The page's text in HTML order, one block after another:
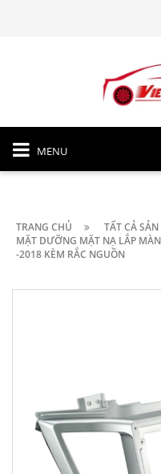
MENU
TRANG CHỦ
TẤT CẢ
MẶT DƯỠNG MẶT NẠ LẮP
-2018 KÈM RẮC NGUỒN